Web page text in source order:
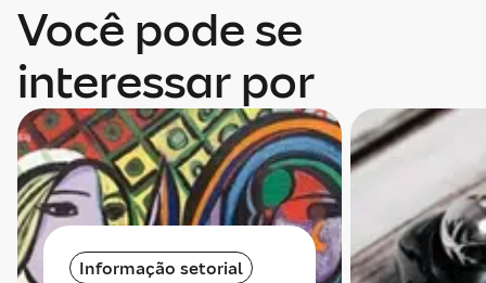
Você pode se
interessar por
Informação setorial